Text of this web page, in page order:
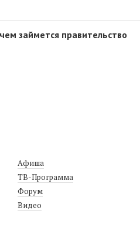
займется правительство
Афиша
ТВ-Программа
Форум
Видео